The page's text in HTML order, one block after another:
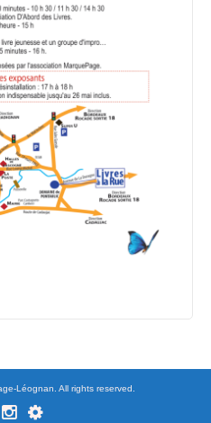
Léognan. All rights reserved.
Instagram
Contact